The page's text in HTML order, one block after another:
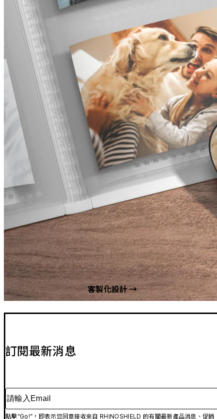
客製化設計 →
訂閱最新消息
請輸入Email
點擊“Go!”，即表示您同意接收來自 RHINOSHIELD 的有關最新產品消息、促銷